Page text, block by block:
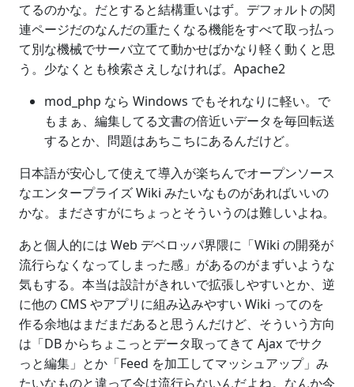
てるのかな。だとすると結構重いはず。デフォルトの関
連ページだのなんだの重たくなる機能をすべて取っ払っ
て別な機械でサーバ立てて動かせばかなり軽く動くと思
う。少なくとも検索さえしなければ。Apache2
mod_php なら Windows でもそれなりに軽い。で
もまぁ、編集してる文書の倍近いデータを毎回転送
するとか、問題はあちこちにあるんだけど。
日本語が安心して使えて導入が楽ちんでオープンソース
なエンタープライズ Wiki みたいなものがあればいいの
かな。まださすがにちょっとそういうのは難しいよね。
あと個人的には Web デベロッパ界隈に「Wiki の開発が
流行らなくなってしまった感」があるのがまずいような
気もする。本当は設計がきれいで拡張しやすいとか、逆
に他の CMS やアプリに組み込みやすい Wiki ってのを
作る余地はまだまだあると思うんだけど、そういう方向
は「DB からちょこっとデータ取ってきて Ajax でサク
っと編集」とか「Feed を加工してマッシュアップ」み
たいなものと違って今は流行らないんだよね。なんか今